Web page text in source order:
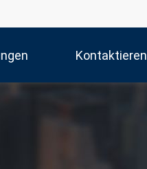
Kontaktieren